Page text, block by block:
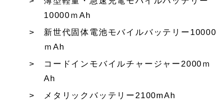
10000ｍAh
新世代固体電池モバイルバッテリー10000
ｍAh
コードインモバイルチャージャー2000ｍ
Ah
メタリックバッテリー2100mAh